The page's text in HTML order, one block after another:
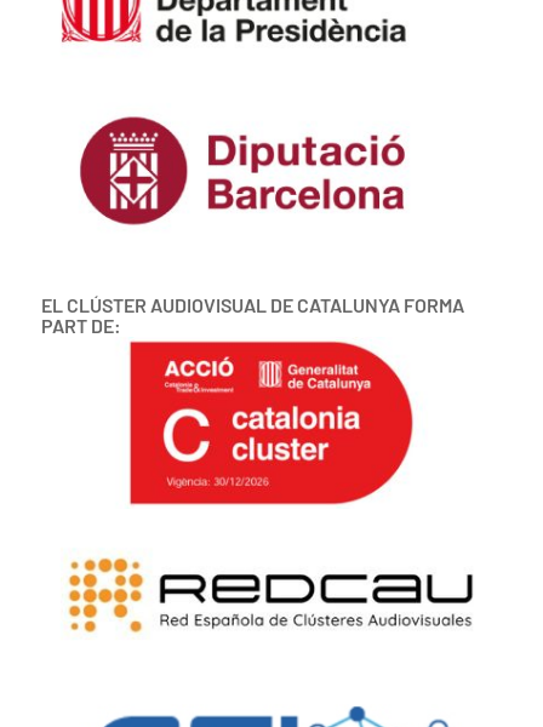
EL CLÚSTER AUDIOVISUAL DE CATALUNYA FORMA
PART DE: